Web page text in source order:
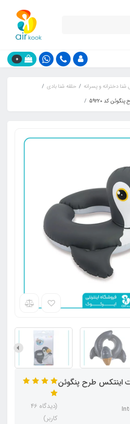
0
شنا دخترانه و پسرانه
حلقه شنا بادی
کد 59220
اینتکس طرح پنگوئن
(دیدگاه 46
کاربر)